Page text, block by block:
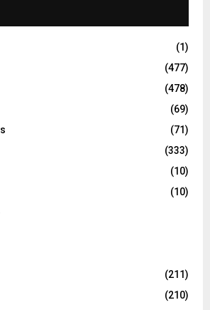
(1)
(477)
(478)
(69)
(71)
(333)
(10)
(10)
(211)
(210)